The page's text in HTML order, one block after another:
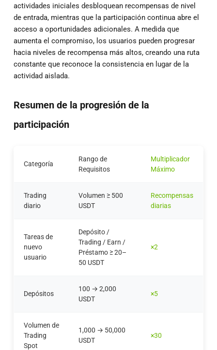
actividades iniciales desbloquean recompensas de nivel
de entrada, mientras que la participación continua abre el
acceso a oportunidades adicionales. A medida que
aumenta el compromiso, los usuarios pueden progresar
hacia niveles de recompensa más altos, creando una ruta
constante que reconoce la consistencia en lugar de la
actividad aislada.
Resumen de la progresión de la
participación
Categoría
Rango de
Requisitos
Multiplicador
Máximo
Trading
diario
Volumen ≥ 500
USDT
Recompensas
diarias
Tareas de
nuevo
usuario
Depósito /
Trading / Earn /
Préstamo ≥ 20–
50 USDT
×2
Depósitos
100 → 2,000
USDT
×5
Volumen de
Trading
Spot
1,000 → 50,000
USDT
×30